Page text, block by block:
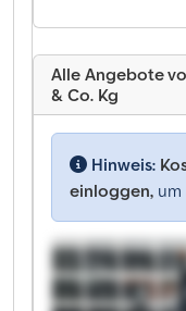
Alle Angebote
& Co. Kg
Hinweis:
einloggen,